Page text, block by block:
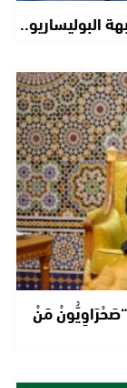
البوليساريو..
مَنْ